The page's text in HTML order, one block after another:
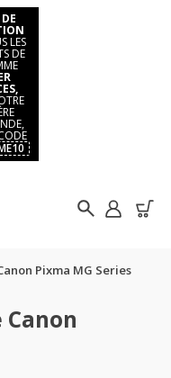
LES
DE
Pixma MG Series